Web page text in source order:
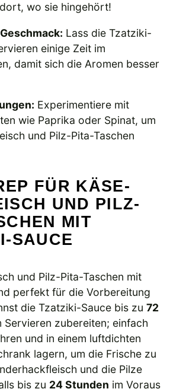
wo sie hingehört!
Lass die Tzatziki-
einige Zeit im
damit sich die Aromen besser
Experimentiere mit
wie Paprika oder Spinat, um
und Pilz-Pita-Taschen
FÜR KÄSE-
UND PILZ-
MIT
SAUCE
und Pilz-Pita-Taschen mit
perfekt für die Vorbereitung
die Tzatziki-Sauce bis zu 72
Servieren zubereiten; einfach
und in einem luftdichten
lagern, um die Frische zu
und die Pilze
bis zu 24 Stunden im Voraus